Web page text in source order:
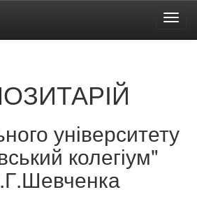
університету
колегіум"